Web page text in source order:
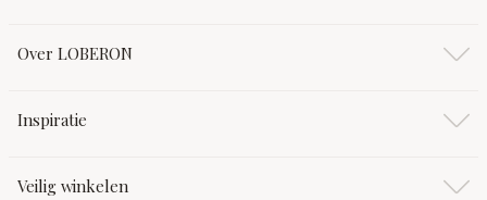
Over LOBERON
Inspiratie
Veilig winkelen